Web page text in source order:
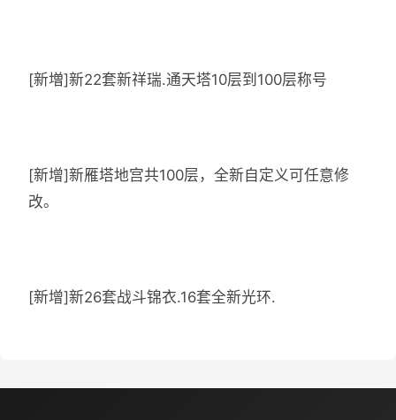
[新増]新22套新祥瑞.通天塔10层到100层称号
[新增]新雁塔地宫共100层，全新自定义可任意修
改。
[新增]新26套战斗锦衣.16套全新光环.